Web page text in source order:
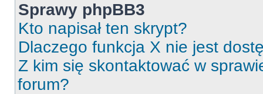
Sprawy phpBB3
Kto napisał ten skrypt?
Dlaczego funkcja X nie jest
Z kim się skontaktować w
forum?